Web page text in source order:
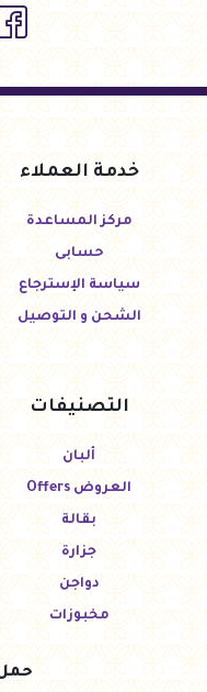
خدمة العملاء
مركز المساعدة
حسابى
سياسة الإسترجاع
الشحن و التوصيل
التصنيفات
ألبان
العروض Offers
بقالة
جزارة
دواجن
مخبوزات
حمل